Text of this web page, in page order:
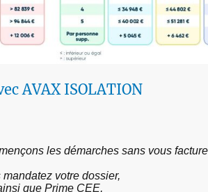
AVAX ISOLATION
les démarches sans vous
votre dossier,
que Prime CEE,